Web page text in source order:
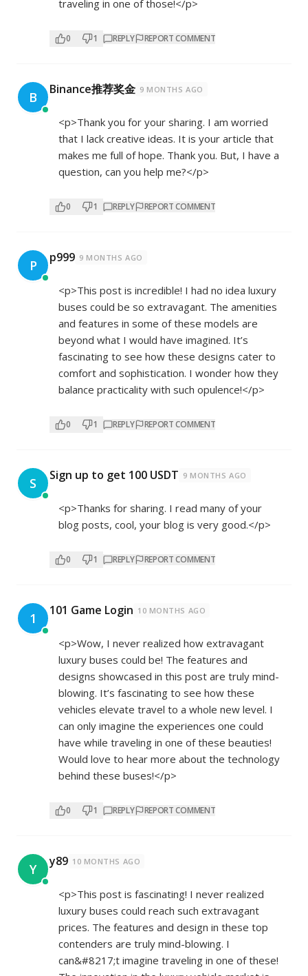
traveling in one of those!</p>
0 1 REPLY REPORT COMMENT
B Binance推荐奖金 9 MONTHS AGO
<p>Thank you for your sharing. I am worried
that I lack creative ideas. It is your article that
makes me full of hope. Thank you. But, I have a
question, can you help me?</p>
0 1 REPLY REPORT COMMENT
P p999 9 MONTHS AGO
<p>This post is incredible! I had no idea luxury
buses could be so extravagant. The amenities
and features in some of these models are
beyond what I would have imagined. It’s
fascinating to see how these designs cater to
comfort and sophistication. I wonder how they
balance practicality with such opulence!</p>
0 1 REPLY REPORT COMMENT
S Sign up to get 100 USDT 9 MONTHS AGO
<p>Thanks for sharing. I read many of your
blog posts, cool, your blog is very good.</p>
0 1 REPLY REPORT COMMENT
1 101 Game Login 10 MONTHS AGO
<p>Wow, I never realized how extravagant
luxury buses could be! The features and
designs showcased in this post are truly mind-
blowing. It’s fascinating to see how these
vehicles elevate travel to a whole new level. I
can only imagine the experiences one could
have while traveling in one of these beauties!
Would love to hear more about the technology
behind these buses!</p>
0 1 REPLY REPORT COMMENT
Y y89 10 MONTHS AGO
<p>This post is fascinating! I never realized
luxury buses could reach such extravagant
prices. The features and design in these top
contenders are truly mind-blowing. I
can&#8217;t imagine traveling in one of these!